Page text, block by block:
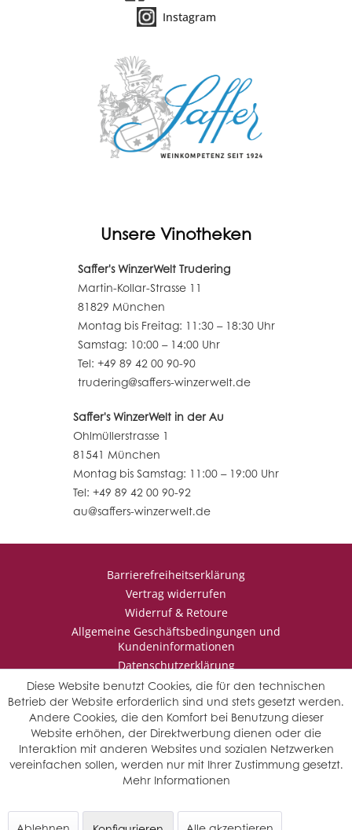
Instagram
Unsere Vinotheken
Saffer's WinzerWelt Trudering
Martin-Kollar-Strasse 11
81829 München
Montag bis Freitag: 11:30 – 18:30 Uhr
Samstag: 10:00 – 14:00 Uhr
Tel: +49 89 42 00 90-90
trudering@saffers-winzerwelt.de
Saffer's WinzerWelt in der Au
Ohlmüllerstrasse 1
81541 München
Montag bis Samstag: 11:00 – 19:00 Uhr
Tel: +49 89 42 00 90-92
au@saffers-winzerwelt.de
Barrierefreiheitserklärung
Vertrag widerrufen
Widerruf & Retoure
Allgemeine Geschäftsbedingungen und
Kundeninformationen
Datenschutzerklärung
Impressum
* Wir behalten uns vor den Jahrgang auszuwählen, sollten mehrere
Jahrgänge verfügbar sein.
© Saffers WinzerWelt - alle Rechte vorbehalten
Diese Website benutzt Cookies, die für den technischen
Betrieb der Website erforderlich sind und stets gesetzt werden.
Andere Cookies, die den Komfort bei Benutzung dieser
Website erhöhen, der Direktwerbung dienen oder die
Interaktion mit anderen Websites und sozialen Netzwerken
vereinfachen sollen, werden nur mit Ihrer Zustimmung gesetzt.
Mehr Informationen